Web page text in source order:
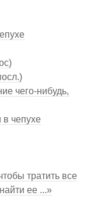
чего-нибудь,
в чепухе
тратить все
ее ...»